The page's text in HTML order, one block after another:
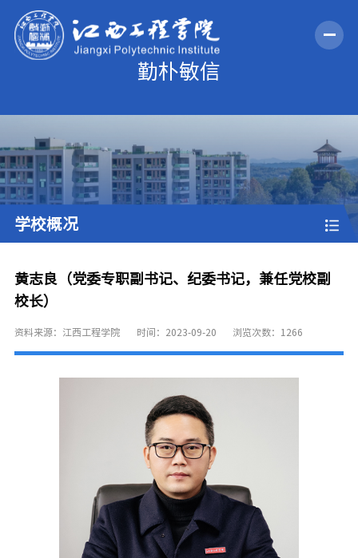
学校概况
黄志良（党委专职副书记、纪委书记，兼任党校副
校长）
资料来源：江西工程学院 时间：2023-09-20 浏览次数： 1266